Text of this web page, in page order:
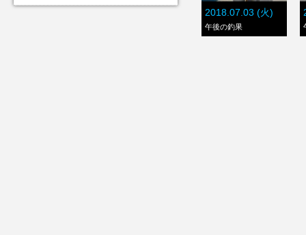
2018.07.03 (火)
午後の釣果